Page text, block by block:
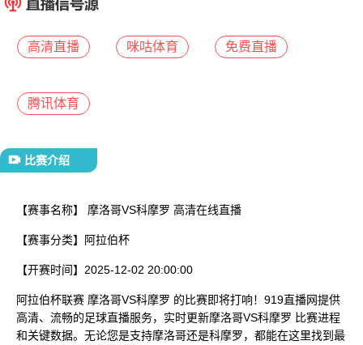
高清直播 咪咕体育 免费直播
腾讯体育
比赛介绍
【赛事名称】 摩洛哥VS科摩罗 高清在线直播
【赛事分类】 阿拉伯杯
【开赛时间】 2025-12-02 20:00:00
阿拉伯杯联赛 摩洛哥VS科摩罗 的比赛即将打响！919直播网提供
高清、流畅的足球直播服务，实时更新摩洛哥VS科摩罗 比赛进程
和关键数据。无论您是支持摩洛哥还是科摩罗，都能在这里找到最